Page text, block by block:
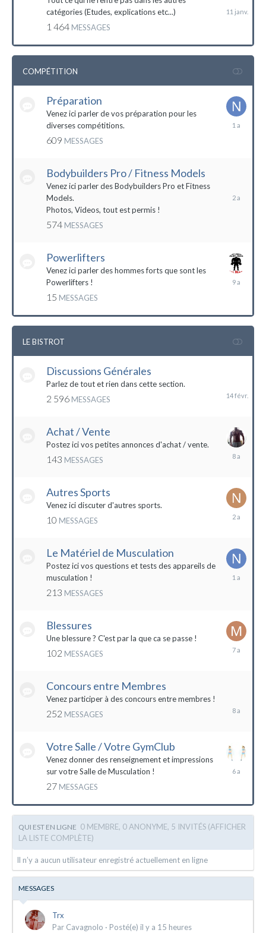
catégories (Etudes, explications etc...)
1 464 MESSAGES
COMPÉTITION
Préparation
Venez ici parler de vos préparation pour les
diverses compétitions.
609 MESSAGES
14
Bodybuilders Pro / Fitness Models
Venez ici parler des Bodybuilders Pro et Fitness
Models.
Photos, Videos, tout est permis !
574 MESSAGES
2021
Powerlifters
Venez ici parler des hommes forts que sont les
Powerlifters !
15 MESSAGES
LE BISTROT
Discussions Générales
Parlez de tout et rien dans cette section.
2 596 MESSAGES
Achat / Vente
Postez ici vos petites annonces d'achat / vente.
143 MESSAGES
Autres Sports
Venez ici discuter d'autres sports.
10 MESSAGES
18
Le Matériel de Musculation
Postez ici vos questions et tests des appareils de
musculation !
213 MESSAGES
Blessures
Une blessure ? C'est par la que ca se passe !
102 MESSAGES
19
Concours entre Membres
Venez participer à des concours entre membres !
252 MESSAGES
2016
Votre Salle / Votre GymClub
Venez donner des renseignement et impressions
sur votre Salle de Musculation !
27 MESSAGES
26
QUI EST EN LIGNE 0 MEMBRE, 0 ANONYME, 5 INVITÉS (AFFICHER
LA LISTE COMPLÈTE)
Il n’y a aucun utilisateur enregistré actuellement en ligne
MESSAGES
Trx
Par Cavagnolo · Posté(e) il y a 15 heures